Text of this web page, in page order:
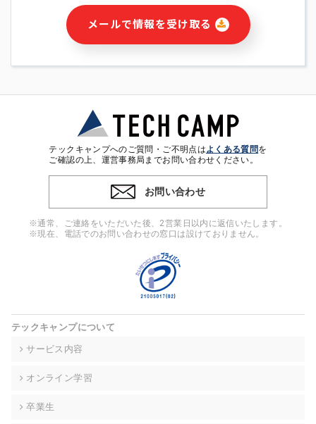
・本サービス及び本サービスに関連する情報(当社及び第三者の
サービス又は商品等の広告配信・宣伝を含みますが、それらに
・個人(法人の場合は担当者)を識別できない形式に加工した統
計情報の作成および利用
※上記の利用目的に基づいた本人への連絡及び配信について
4. 個人情報の第三者提供
ンをとるために、氏名等の一部の情報をサービス内で使用する
チャットツールで発信することにより、本サービスの他の利用
者等に提供することがあります。
当社は事業運営上、前項利用目的の範囲に限って個人情報を外
高い委託先を選定し、個人情報の適正管理・機密保持について
個人情報の開示等(利用目的の通知、開示、内容の訂正・追加・
て、下記の当社問合わせ窓口に申し出ることができます。その
メールで情報を受け取る
テックキャンプへのご質問・ご不明点はよくある質問を
ご確認の上、運営事務局までお問い合わせください。
お問い合わせ
※通常、ご連絡をいただいた後、2営業日以内に返信いたします。
※現在、電話でのお問い合わせの窓口は設けておりません。
テックキャンプについて
サービス内容
オンライン学習
卒業生